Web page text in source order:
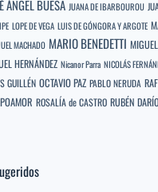
ÁNGEL BUESA JUANA DE IBARBOUROU
LOPE DE VEGA LUIS DE GÓNGORA Y ARGOTE
MACHADO MARIO BENEDETTI
HERNÁNDEZ Nicanor Parra NICOLÁS
GUILLÉN OCTAVIO PAZ PABLO NERUDA
ROSALÍA de CASTRO RUBÉN DARÍO